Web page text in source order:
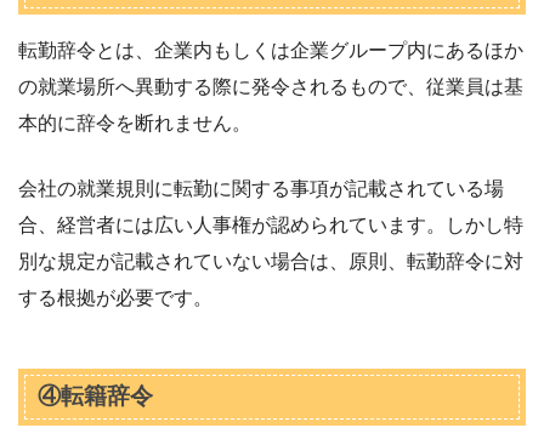
転勤辞令とは、企業内もしくは企業グループ内にあるほか
の就業場所へ異動する際に発令されるもので、従業員は基
本的に辞令を断れません。
会社の就業規則に転勤に関する事項が記載されている場
合、経営者には広い人事権が認められています。しかし特
別な規定が記載されていない場合は、原則、転勤辞令に対
する根拠が必要です。
④転籍辞令